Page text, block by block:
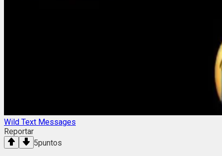
Wild Text Messages
Reportar
5puntos